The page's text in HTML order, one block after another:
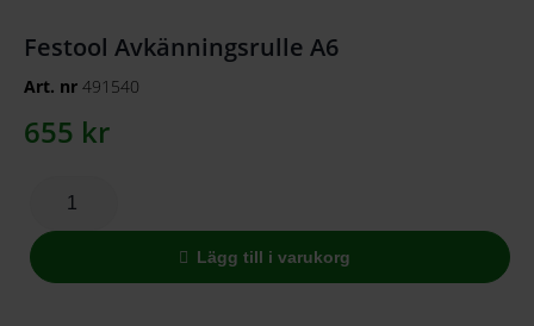
Festool Avkänningsrulle A6
Art. nr 491540
655 kr
Lägg till i varukorg